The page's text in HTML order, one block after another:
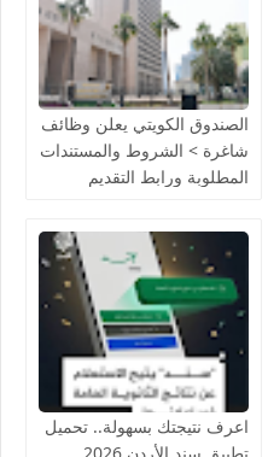
الصندوق الكويتي يعلن وظائف
شاغرة > الشروط والمستندات
المطلوبة ورابط التقديم
اعرف نتيجتك بسهولة.. تحميل